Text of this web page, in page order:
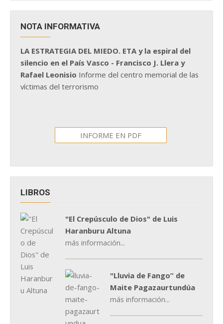
NOTA INFORMATIVA
LA ESTRATEGIA DEL MIEDO. ETA y la espiral del
silencio en el País Vasco - Francisco J. Llera y
Rafael Leonisio Informe del centro memorial de las
víctimas del terrorismo
INFORME EN PDF
LIBROS
"El Crepúsculo de Dios" de Luis
Haranburu Altuna
más información...
"Lluvia de Fango” de
Maite Pagazaurtundúa
más información...